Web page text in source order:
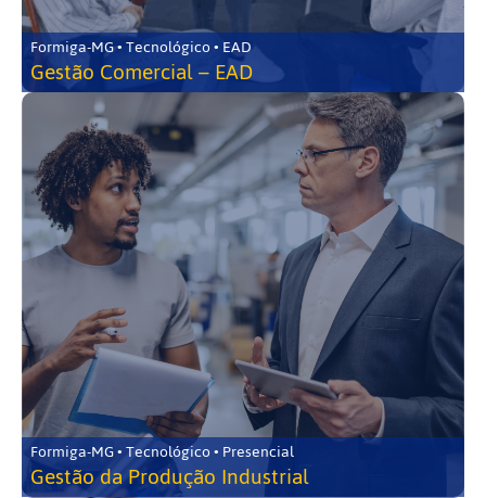
Formiga-MG • Tecnológico • EAD
Gestão Comercial – EAD
Formiga-MG • Tecnológico • Presencial
Gestão da Produção Industrial